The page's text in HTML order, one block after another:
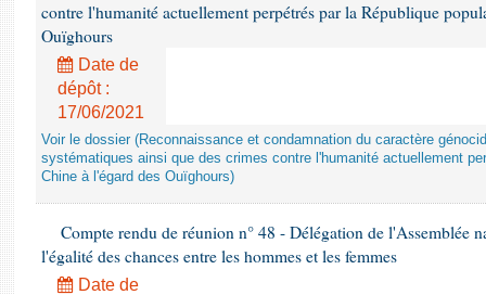
contre l'humanité actuellement perpétrés par la République
Ouïghours
Date de
dépôt :
17/06/2021
Voir le dossier (Reconnaissance et condamnation du caractère
systématiques ainsi que des crimes contre l'humanité actuellement
Chine à l'égard des Ouïghours)
Compte rendu de réunion n° 48 - Délégation de l'Assemblée
l'égalité des chances entre les hommes et les femmes
Date de